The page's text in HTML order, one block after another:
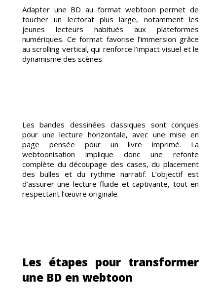
Adapter une BD au format webtoon permet de
toucher un lectorat plus large, notamment les
jeunes lecteurs habitués aux plateformes
numériques. Ce format favorise l’immersion grâce
au scrolling vertical, qui renforce l’impact visuel et le
dynamisme des scènes.
Les bandes dessinées classiques sont conçues
pour une lecture horizontale, avec une mise en
page pensée pour un livre imprimé. La
webtoonisation implique donc une refonte
complète du découpage des cases, du placement
des bulles et du rythme narratif. L’objectif est
d’assurer une lecture fluide et captivante, tout en
respectant l’œuvre originale.
Les étapes pour transformer
une BD en webtoon